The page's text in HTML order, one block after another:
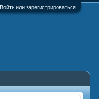
Войти или зарегистрироваться